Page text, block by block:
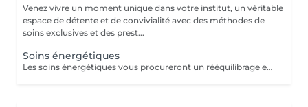
Venez vivre un moment unique dans votre institut, un véritable
espace de détente et de convivialité avec des méthodes de
soins exclusives et des prest...
Soins énergétiques
Les soins énergétiques vous procureront un rééquilibrage et une harmonisation de la circulation énergétique de votre corps et de votre esprit. Un moment pour vous et pour vous libérer de vos tensions et énergies négatives.